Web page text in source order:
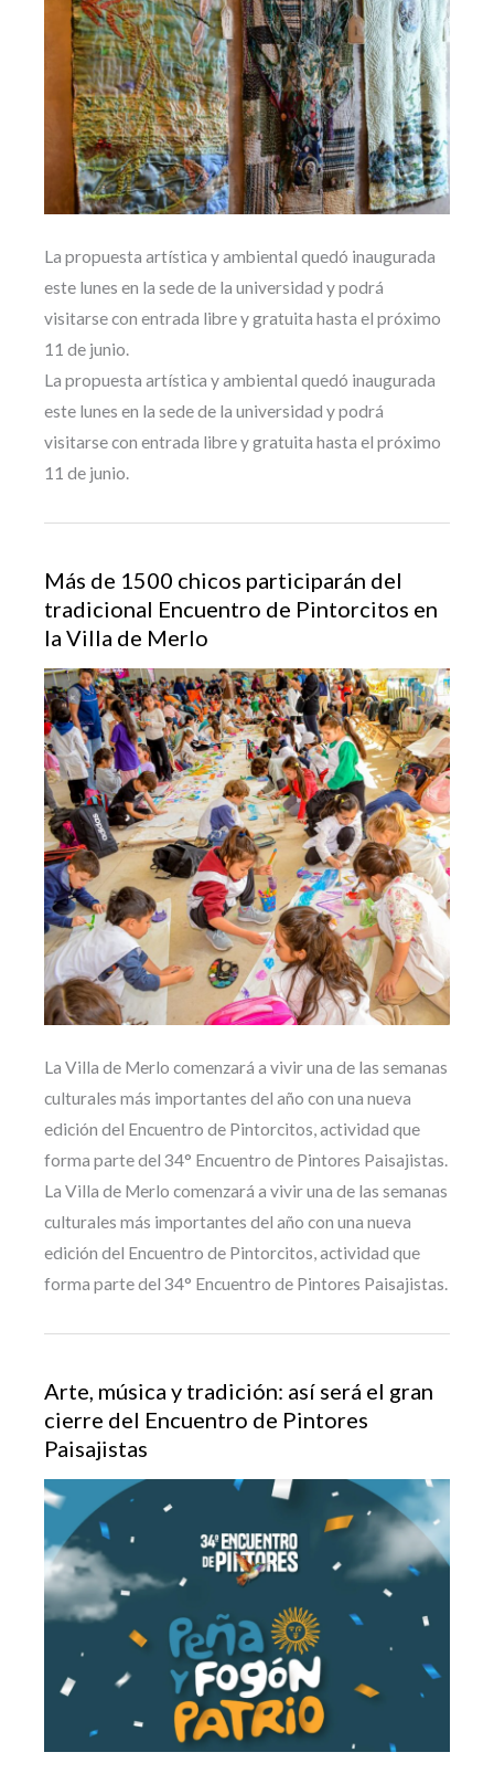
La propuesta artística y ambiental quedó inaugurada
este lunes en la sede de la universidad y podrá
visitarse con entrada libre y gratuita hasta el próximo
11 de junio.
La propuesta artística y ambiental quedó inaugurada
este lunes en la sede de la universidad y podrá
visitarse con entrada libre y gratuita hasta el próximo
11 de junio.
Más de 1500 chicos participarán del
tradicional Encuentro de Pintorcitos en
la Villa de Merlo
La Villa de Merlo comenzará a vivir una de las semanas
culturales más importantes del año con una nueva
edición del Encuentro de Pintorcitos, actividad que
forma parte del 34° Encuentro de Pintores Paisajistas.
La Villa de Merlo comenzará a vivir una de las semanas
culturales más importantes del año con una nueva
edición del Encuentro de Pintorcitos, actividad que
forma parte del 34° Encuentro de Pintores Paisajistas.
Arte, música y tradición: así será el gran
cierre del Encuentro de Pintores
Paisajistas